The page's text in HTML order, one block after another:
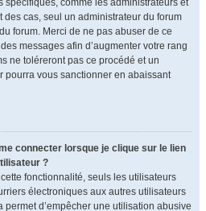
spécifiques, comme les administrateurs et
des cas, seul un administrateur du forum
forum. Merci de ne pas abuser de ce
messages afin d’augmenter votre rang
ne toléreront pas ce procédé et un
pourra vous sanctionner en abaissant
connecter lorsque je clique sur le lien
?
fonctionnalité, seuls les utilisateurs
électroniques aux autres utilisateurs
d’empêcher une utilisation abusive